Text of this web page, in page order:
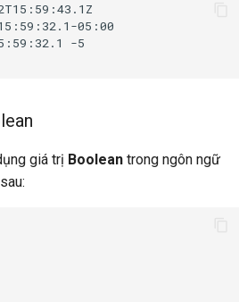
05:00
-5
giá trị Boolean trong ngôn ngữ